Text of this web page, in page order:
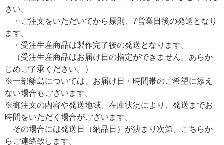
さい。
・ご注文をいただいてから原則、7営業日後の発送となり
ます。
・受注生産商品は製作完了後の発送となります。
（受注生産商品はお届け日の指定ができません。あらか
じめご了承ください。）
※一部離島については、お届け日・時間帯のご希望に添え
ない場合もございます。
※御注文の内容や発送地域、在庫状況により、発送までお
時間をいただく場合がございます。
その場合には発送日（納品日）が決まり次第、こちらか
らご連絡致します。